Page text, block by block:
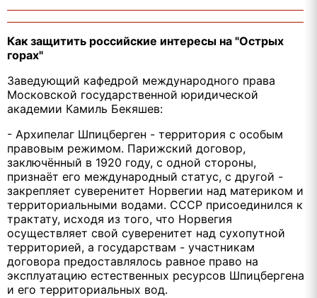
Как защитить российские интересы на "Острых
горах"
Заведующий кафедрой международного права
Московской государственной юридической
академии Камиль Бекяшев:
- Архипелаг Шпицберген - территория с особым
правовым режимом. Парижский договор,
заключённый в 1920 году, с одной стороны,
признаёт его международный статус, с другой -
закрепляет суверенитет Норвегии над материком и
территориальными водами. СССР присоединился к
трактату, исходя из того, что Норвегия
осуществляет свой суверенитет над сухопутной
территорией, а государствам - участникам
договора предоставлялось равное право на
эксплуатацию естественных ресурсов Шпицбергена
и его территориальных вод.